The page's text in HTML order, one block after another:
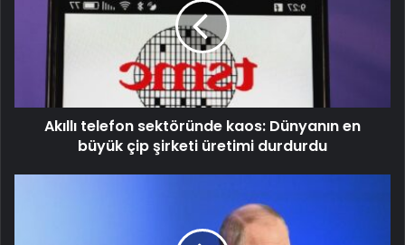
Akıllı telefon sektöründe kaos: Dünyanın en
büyük çip şirketi üretimi durdurdu